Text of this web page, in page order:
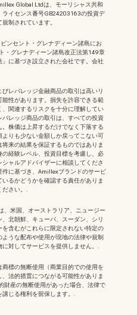
Global Ltdは、モーリシャス共和
ライセンス番号GB24203163の投資デ
制されています。
ンセント・グレナディーン諸島にお
・グレナディーン諸島改正法第149章
」に基づき設立された会社です。会社
レバレッジ金融商品の取引は高いリ
性があります。損失を許容できる範
関連するリスクを十分に理解してい
レッジ商品の取引は、すべての投資
株価は上昇するだけでなく下落する
りも少ない金額しか戻ってこない可
来の結果を保証するものではありま
経験レベル、投資目標を考慮し、必
ャルアドバイザーに相談してくださ
に基づき、Amillexブランドのサービ
るかどうかを確認する責任がありま
ださい。.
、米国、オーストラリア、ニュージー
北朝鮮、キューバ、スーダン、シリ
含むがこれらに限定されない特定の
うな配布や使用が現地の法律や規制
対してサービスを提供しません。.
標の無断使用
（商業目的での使用を
法的措置につながる可能性がありま
財産の無断使用があった場合、法律で
じる権利を留保します。.